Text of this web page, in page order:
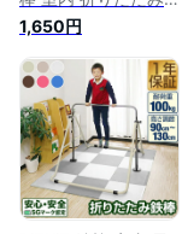
鉄棒 延長1ヶ月 レン
タル 信頼 安全 の SG
マーク取得 逆上がり
てつぼう おりたたみ
折り畳み 耐荷重
80kg 子供 対象年齢
3才 - 7才 逆上がり
補助ベルト クッショ
ン マット ★[送料無
料]
1,650円